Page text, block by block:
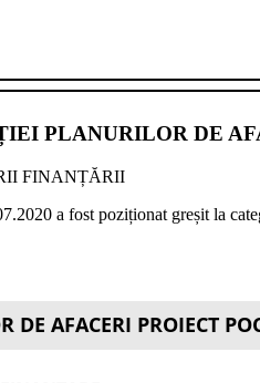
PLANURILOR DE
FINANȚĂRII
a fost poziționat greșit la
DE AFACERI PROIECT